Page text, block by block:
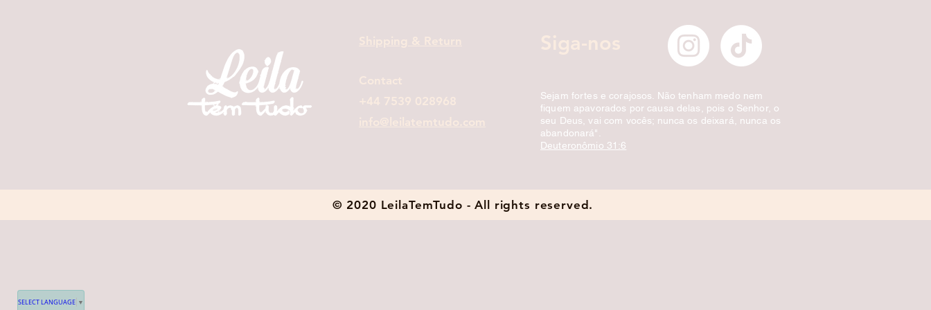
Sejam fortes e corajosos. Não tenham medo nem
fiquem apavorados por causa delas, pois o Senhor, o
seu Deus, vai com vocês; nunca os deixará, nunca os
abandonará".
Deuteronômio 31:6
© 2020 LeilaTemTudo - All rights reserved.
SELECT LANGUAGE ▼